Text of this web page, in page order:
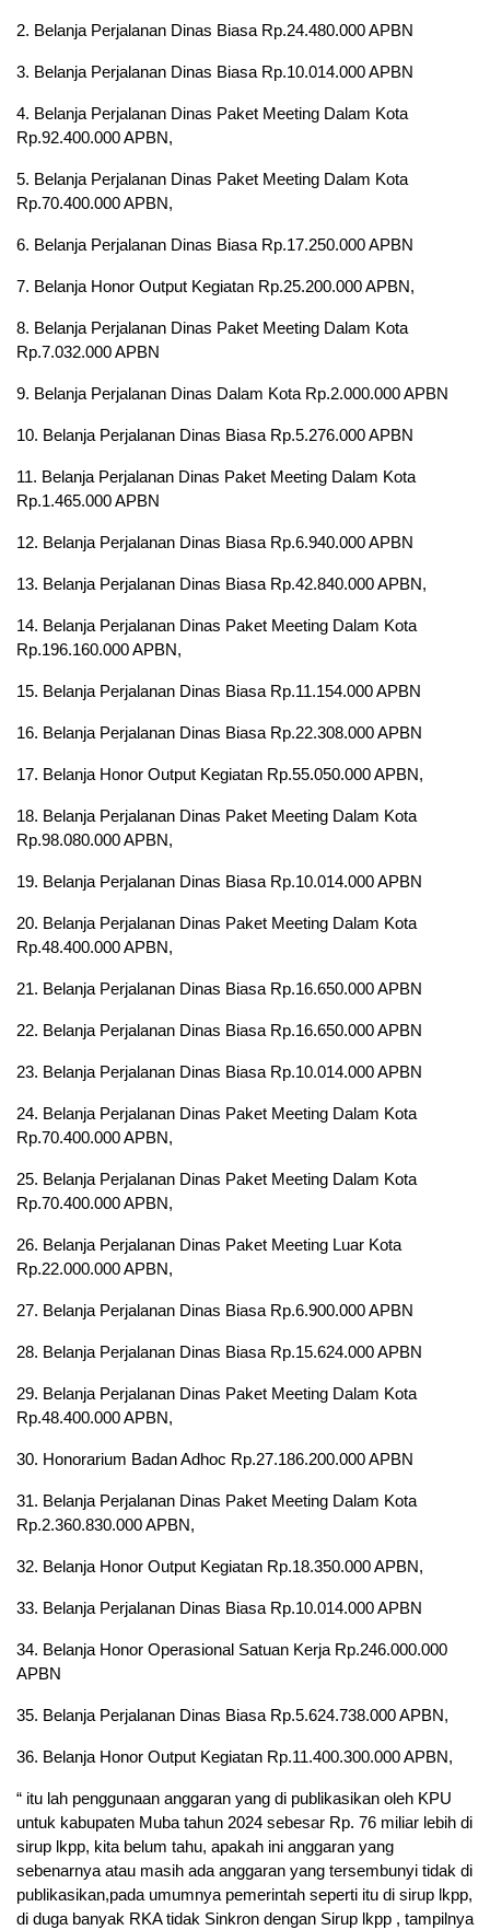
2. Belanja Perjalanan Dinas Biasa Rp.24.480.000 APBN
3. Belanja Perjalanan Dinas Biasa Rp.10.014.000 APBN
4. Belanja Perjalanan Dinas Paket Meeting Dalam Kota
Rp.92.400.000 APBN,
5. Belanja Perjalanan Dinas Paket Meeting Dalam Kota
Rp.70.400.000 APBN,
6. Belanja Perjalanan Dinas Biasa Rp.17.250.000 APBN
7. Belanja Honor Output Kegiatan Rp.25.200.000 APBN,
8. Belanja Perjalanan Dinas Paket Meeting Dalam Kota
Rp.7.032.000 APBN
9. Belanja Perjalanan Dinas Dalam Kota Rp.2.000.000 APBN
10. Belanja Perjalanan Dinas Biasa Rp.5.276.000 APBN
11. Belanja Perjalanan Dinas Paket Meeting Dalam Kota
Rp.1.465.000 APBN
12. Belanja Perjalanan Dinas Biasa Rp.6.940.000 APBN
13. Belanja Perjalanan Dinas Biasa Rp.42.840.000 APBN,
14. Belanja Perjalanan Dinas Paket Meeting Dalam Kota
Rp.196.160.000 APBN,
15. Belanja Perjalanan Dinas Biasa Rp.11.154.000 APBN
16. Belanja Perjalanan Dinas Biasa Rp.22.308.000 APBN
17. Belanja Honor Output Kegiatan Rp.55.050.000 APBN,
18. Belanja Perjalanan Dinas Paket Meeting Dalam Kota
Rp.98.080.000 APBN,
19. Belanja Perjalanan Dinas Biasa Rp.10.014.000 APBN
20. Belanja Perjalanan Dinas Paket Meeting Dalam Kota
Rp.48.400.000 APBN,
21. Belanja Perjalanan Dinas Biasa Rp.16.650.000 APBN
22. Belanja Perjalanan Dinas Biasa Rp.16.650.000 APBN
23. Belanja Perjalanan Dinas Biasa Rp.10.014.000 APBN
24. Belanja Perjalanan Dinas Paket Meeting Dalam Kota
Rp.70.400.000 APBN,
25. Belanja Perjalanan Dinas Paket Meeting Dalam Kota
Rp.70.400.000 APBN,
26. Belanja Perjalanan Dinas Paket Meeting Luar Kota
Rp.22.000.000 APBN,
27. Belanja Perjalanan Dinas Biasa Rp.6.900.000 APBN
28. Belanja Perjalanan Dinas Biasa Rp.15.624.000 APBN
29. Belanja Perjalanan Dinas Paket Meeting Dalam Kota
Rp.48.400.000 APBN,
30. Honorarium Badan Adhoc Rp.27.186.200.000 APBN
31. Belanja Perjalanan Dinas Paket Meeting Dalam Kota
Rp.2.360.830.000 APBN,
32. Belanja Honor Output Kegiatan Rp.18.350.000 APBN,
33. Belanja Perjalanan Dinas Biasa Rp.10.014.000 APBN
34. Belanja Honor Operasional Satuan Kerja Rp.246.000.000
APBN
35. Belanja Perjalanan Dinas Biasa Rp.5.624.738.000 APBN,
36. Belanja Honor Output Kegiatan Rp.11.400.300.000 APBN,
“ itu lah penggunaan anggaran yang di publikasikan oleh KPU
untuk kabupaten Muba tahun 2024 sebesar Rp. 76 miliar lebih di
sirup lkpp, kita belum tahu, apakah ini anggaran yang
sebenarnya atau masih ada anggaran yang tersembunyi tidak di
publikasikan,pada umumnya pemerintah seperti itu di sirup lkpp,
di duga banyak RKA tidak Sinkron dengan Sirup lkpp , tampilnya